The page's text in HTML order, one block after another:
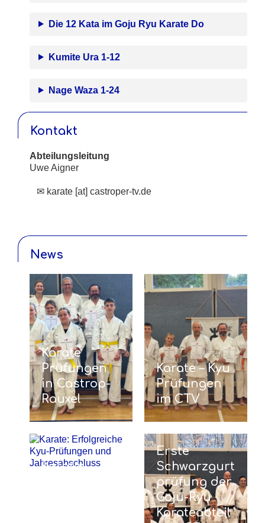
Die 12 Kata im Goju Ryu Karate Do
Kumite Ura 1-12
Nage Waza 1-24
Kontakt
Abteilungsleitung
Uwe Aigner
✉ karate [at] castroper-tv.de
News
Karate
Prüfungen
in Castrop-
Rauxel
Karate – Kyu
Prüfungen
im CTV
Karate:
Erste
Schwarzgurt
prüfung der
Goju-Ryu
Karateabteil